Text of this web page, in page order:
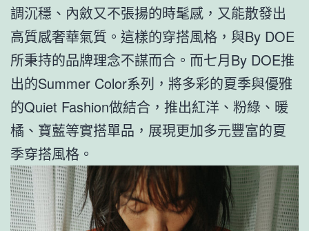
調沉穩、內斂又不張揚的時髦感，又能散發出
高質感奢華氣質。這樣的穿搭風格，與By DOE
所秉持的品牌理念不謀而合。而七月By DOE推
出的Summer Color系列，將多彩的夏季與優雅
的Quiet Fashion做結合，推出紅洋、粉綠、暖
橘、寶藍等實搭單品，展現更加多元豐富的夏
季穿搭風格。